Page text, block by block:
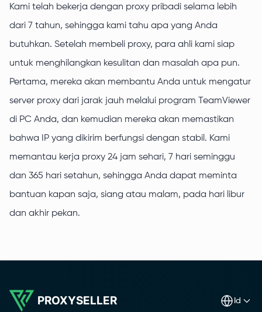
Kami telah bekerja dengan proxy pribadi selama lebih
dari 7 tahun, sehingga kami tahu apa yang Anda
butuhkan. Setelah membeli proxy, para ahli kami siap
untuk menghilangkan kesulitan dan masalah apa pun.
Pertama, mereka akan membantu Anda untuk mengatur
server proxy dari jarak jauh melalui program TeamViewer
di PC Anda, dan kemudian mereka akan memastikan
bahwa IP yang dikirim berfungsi dengan stabil. Kami
memantau kerja proxy 24 jam sehari, 7 hari seminggu
dan 365 hari setahun, sehingga Anda dapat meminta
bantuan kapan saja, siang atau malam, pada hari libur
dan akhir pekan.
PROXYSELLER id